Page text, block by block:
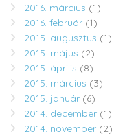
2016. március (1)
2016. február (1)
2015. augusztus (1)
2015. május (2)
2015. április (8)
2015. március (3)
2015. január (6)
2014. december (1)
2014. november (2)